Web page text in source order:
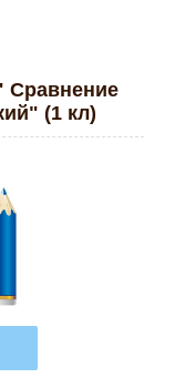
Сравнение
(1 кл)